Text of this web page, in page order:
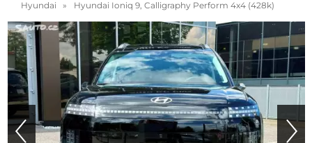
Hyundai
Hyundai Ioniq 9, Calligraphy Perform 4x4 (428k)